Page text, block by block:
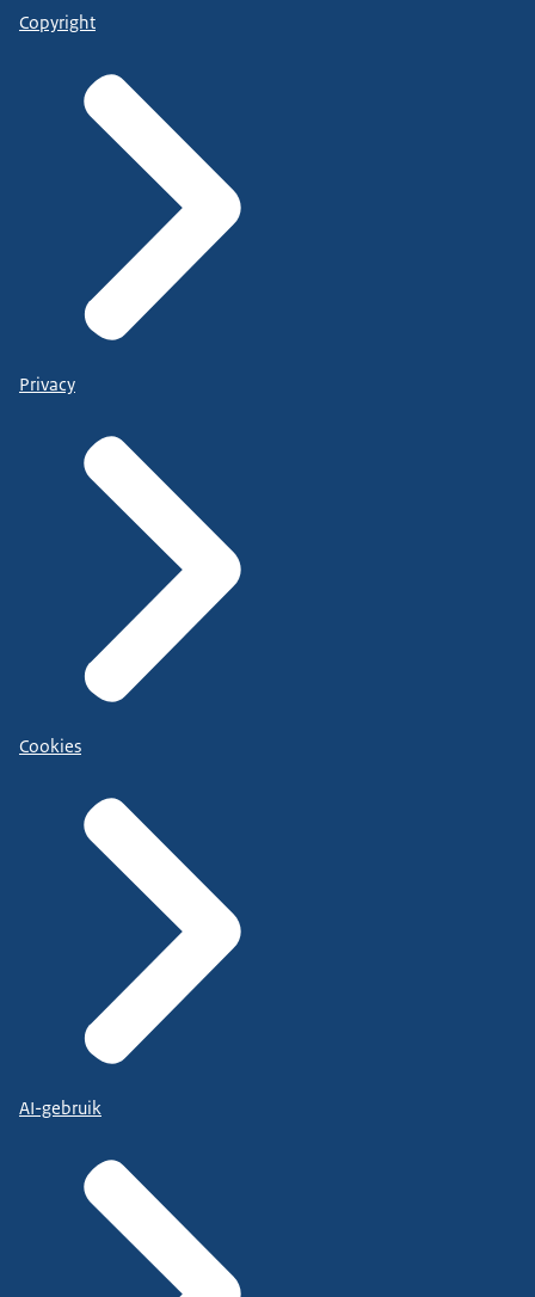
Copyright
Privacy
Cookies
AI-gebruik